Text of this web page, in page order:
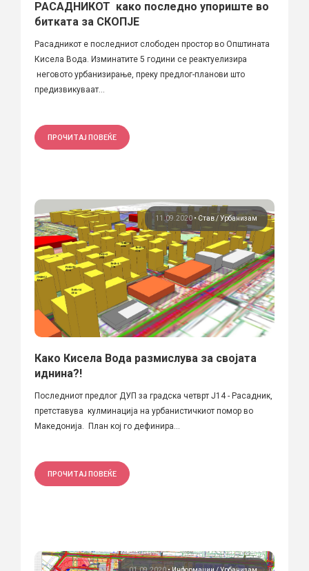
РАСАДНИКОТ како последно упориште во
битката за СКОПЈЕ
Расадникот е последниот слободен простор во Општината
Кисела Вода. Изминатите 5 години се реактуелизира
неговото урбанизирање, преку предлог-планови што
предизвикуваат...
ПРОЧИТАЈ ПОВЕЌЕ
11.09.2020 • Став Урбанизам
Како Кисела Вода размислува за својата
иднина?!
Последниот предлог ДУП за градска четврт Ј14 - Расадник,
претставува кулминација на урбанистичкиот помор во
Македонија. План кој го дефинира...
ПРОЧИТАЈ ПОВЕЌЕ